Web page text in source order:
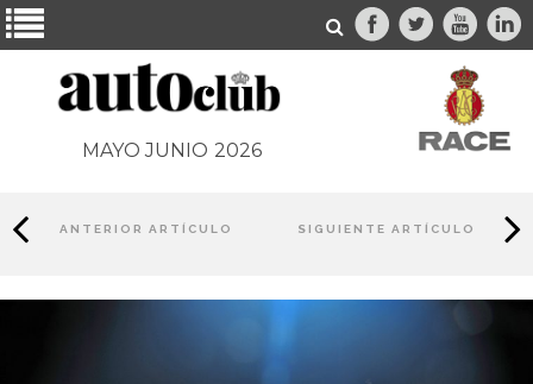
MAYO JUNIO 2026
ANTERIOR ARTÍCULO SIGUIENTE ARTÍCULO